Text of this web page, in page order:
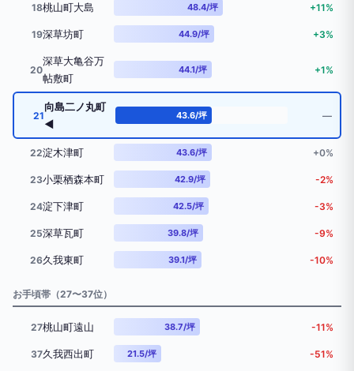
18桃山町大島 48.4/坪 +11%
19深草坊町 44.9/坪 +3%
20
深草大亀谷万
帖敷町
44.1/坪 +1%
21
向島二ノ丸町
◀
43.6/坪 ―
22淀木津町 43.6/坪 +0%
23小栗栖森本町 42.9/坪 -2%
24淀下津町 42.5/坪 -3%
25深草瓦町 39.8/坪 -9%
26久我東町 39.1/坪 -10%
お手頃帯（27〜37位）
27桃山町遠山 38.7/坪 -11%
37久我西出町 21.5/坪 -51%